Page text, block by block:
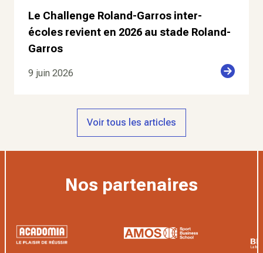
Le Challenge Roland-Garros inter-
écoles revient en 2026 au stade Roland-
Garros
9 juin 2026
Voir tous les articles
Nos partenaires